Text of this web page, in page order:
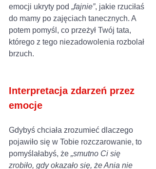
emocji ukryty pod „fajnie”, jakie rzuciłaś
do mamy po zajęciach tanecznych. A
potem pomyśl, co przeżył Twój tata,
którego z tego niezadowolenia rozbolał
brzuch.
Interpretacja zdarzeń przez
emocje
Gdybyś chciała zrozumieć dlaczego
pojawiło się w Tobie rozczarowanie, to
pomyślałabyś, że „smutno Ci się
zrobiło, gdy okazało się, że Ania nie